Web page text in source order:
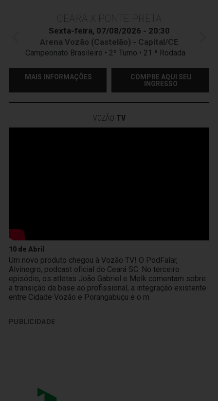
CEARÁ X PONTE PRETA
Sexta-feira, 07/08/2026 - 20:30
Arena Vozão (Castelão) - Capital/CE
Campeonato Brasileiro • 2º Turno • 21 ª Rodada
MAIS INFORMAÇÕES
COMPRE AQUI SEU
INGRESSO
VOZÃO TV
10 de Abril
Um novo produto chegou à Vozão TV! O PodFalar,
Alvinegro, podcast oficial do Ceará SC. No terceiro
episódio, os atletas João Gabriel e Melk comentam sobre
a transição da base ao profissional, a integração existente
entre Cidade Vozão e Porangabuçu e o m
PUBLICIDADE